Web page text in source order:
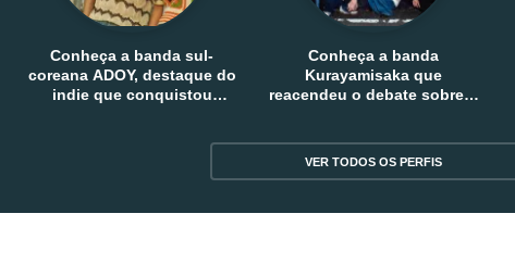
Conheça a banda sul-
coreana ADOY, destaque do
indie que conquistou
Conheça a banda
Kurayamisaka que
reacendeu o debate sobre o
VER TODOS OS PERFIS